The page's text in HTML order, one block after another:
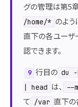
グの管理は第5
/home/* のよう
直下の各ユーザ
認できます。
9 行目の du
| head は、 --
て /var 直下の